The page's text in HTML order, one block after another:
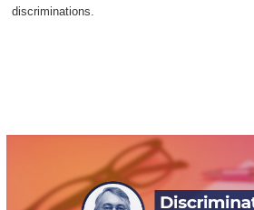
discriminations.